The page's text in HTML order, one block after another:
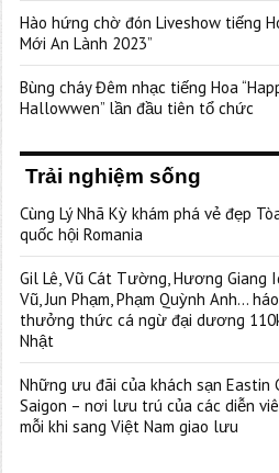
Hào hứng chờ đón Liveshow tiếng
Mới An Lành 2023”
Bùng cháy Đêm nhạc tiếng Hoa
Hallowwen” lần đầu tiên tổ chức
Trải nghiệm sống
Cùng Lý Nhã Kỳ khám phá vẻ đẹp
quốc hội Romania
Gil Lê, Vũ Cát Tường, Hương Giang
Vũ, Jun Phạm, Phạm Quỳnh Anh…
thưởng thức cá ngừ đại dương
Nhật
Những ưu đãi của khách sạn Eastin
Saigon – nơi lưu trú của các diễn
mỗi khi sang Việt Nam giao lưu